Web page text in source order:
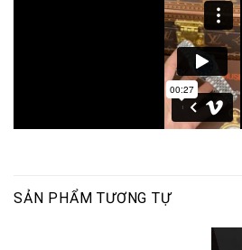
SẢN PHẨM TƯƠNG TỰ